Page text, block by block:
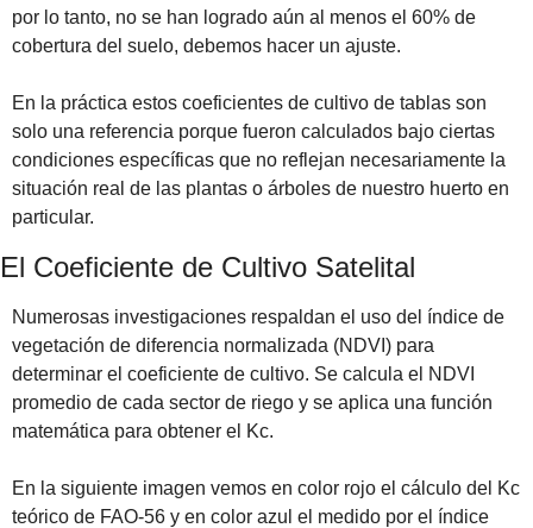
por lo tanto, no se han logrado aún al menos el 60% de
cobertura del suelo, debemos hacer un ajuste.
En la práctica estos coeficientes de cultivo de tablas son
solo una referencia porque fueron calculados bajo ciertas
condiciones específicas que no reflejan necesariamente la
situación real de las plantas o árboles de nuestro huerto en
particular.
El Coeficiente de Cultivo Satelital
Numerosas investigaciones respaldan el uso del índice de
vegetación de diferencia normalizada (NDVI) para
determinar el coeficiente de cultivo. Se calcula el NDVI
promedio de cada sector de riego y se aplica una función
matemática para obtener el Kc.
En la siguiente imagen vemos en color rojo el cálculo del Kc
teórico de FAO-56 y en color azul el medido por el índice